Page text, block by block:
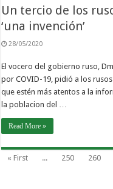
Un tercio de los
‘una invención’
28/05/2020
El vocero del gobierno ruso,
por COVID-19, pidió a los
que estén más atentos a la
la poblacion del …
Read More »
« First ... 250 260